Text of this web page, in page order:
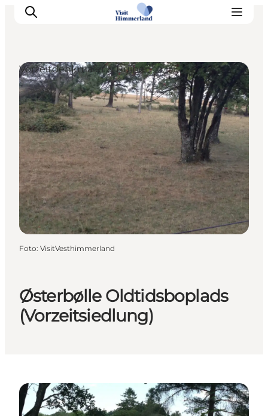
Erlebnisse
Natur
Städte und Orte
Das passiert
Reiseplanung
Praktische Informationen
Østerbølle Oldtidsboplads
(Vorzeitsiedlung)
Vorzeitdenkmäler & Ruinen
Foto: VisitVesthimmerland